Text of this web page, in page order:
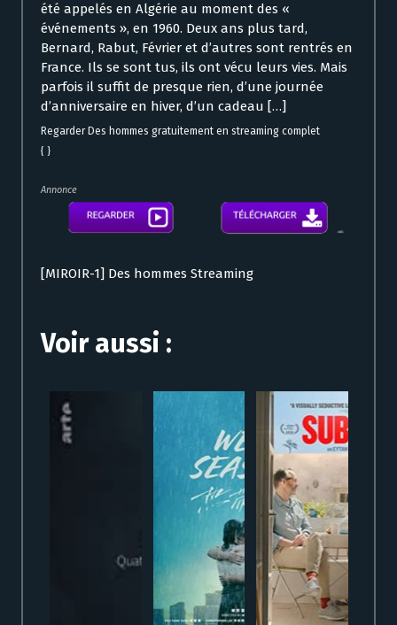
été appelés en Algérie au moment des «
événements », en 1960. Deux ans plus tard,
Bernard, Rabut, Février et d’autres sont rentrés en
France. Ils se sont tus, ils ont vécu leurs vies. Mais
parfois il suffit de presque rien, d’une journée
d’anniversaire en hiver, d’un cadeau […]
Regarder Des hommes gratuitement en streaming complet
{ }
Annonce
[MIROIR-1] Des hommes Streaming
Voir aussi :